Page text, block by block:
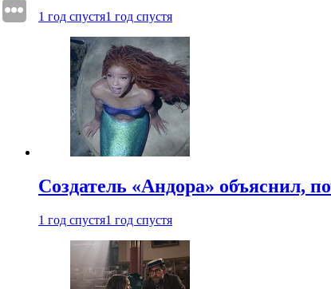
1 год спустя1 год спустя
Создатель «Андора» объяснил,
1 год спустя1 год спустя